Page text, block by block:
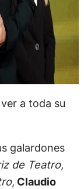
a toda su
galardones
de Teatro,
, Claudio